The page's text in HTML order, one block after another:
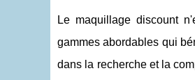
Le maquillage discount
gammes abordables qui
dans la recherche et la